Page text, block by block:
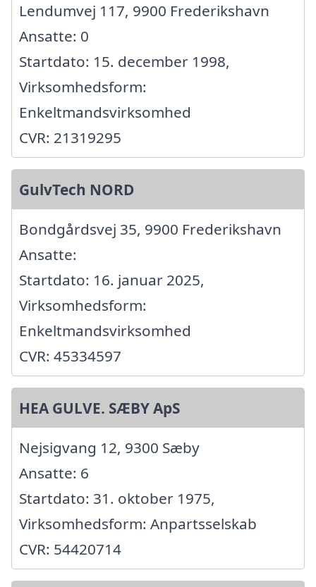
Lendumvej 117, 9900 Frederikshavn
Ansatte: 0
Startdato: 15. december 1998,
Virksomhedsform:
Enkeltmandsvirksomhed
CVR: 21319295
GulvTech NORD
Bondgårdsvej 35, 9900 Frederikshavn
Ansatte:
Startdato: 16. januar 2025,
Virksomhedsform:
Enkeltmandsvirksomhed
CVR: 45334597
HEA GULVE. SÆBY ApS
Nejsigvang 12, 9300 Sæby
Ansatte: 6
Startdato: 31. oktober 1975,
Virksomhedsform: Anpartsselskab
CVR: 54420714